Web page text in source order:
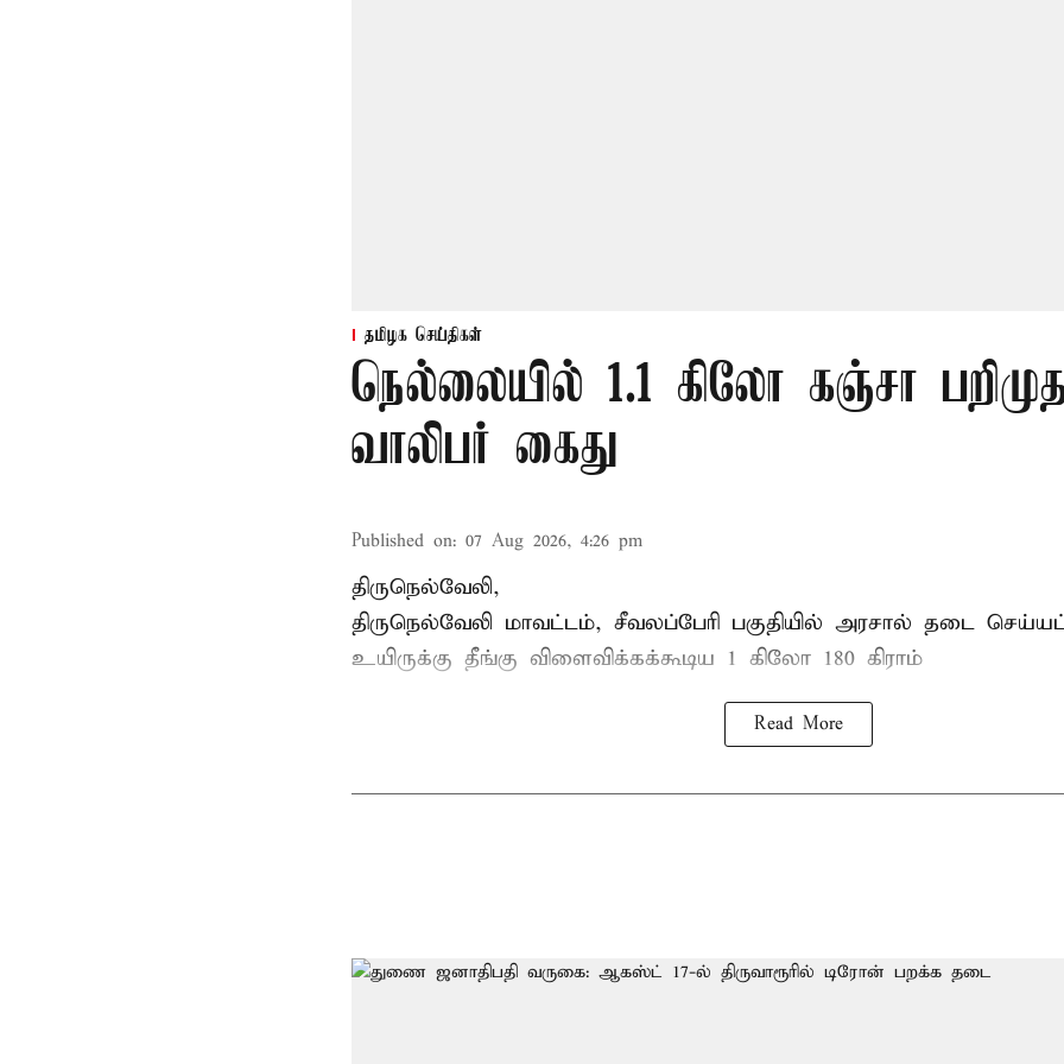
தமிழக செய்திகள்
நெல்லையில் 1.1 கிலோ கஞ்சா
வாலிபர் கைது
Published on: 07 Aug 2026, 4:26 pm
திருநெல்வேலி,
திருநெல்வேலி மாவட்டம், சீவலப்பேரி பகுதியில் அரசால் தடை
உயிருக்கு தீங்கு விளைவிக்கக்கூடிய 1 கிலோ 180 கிராம்
Read More